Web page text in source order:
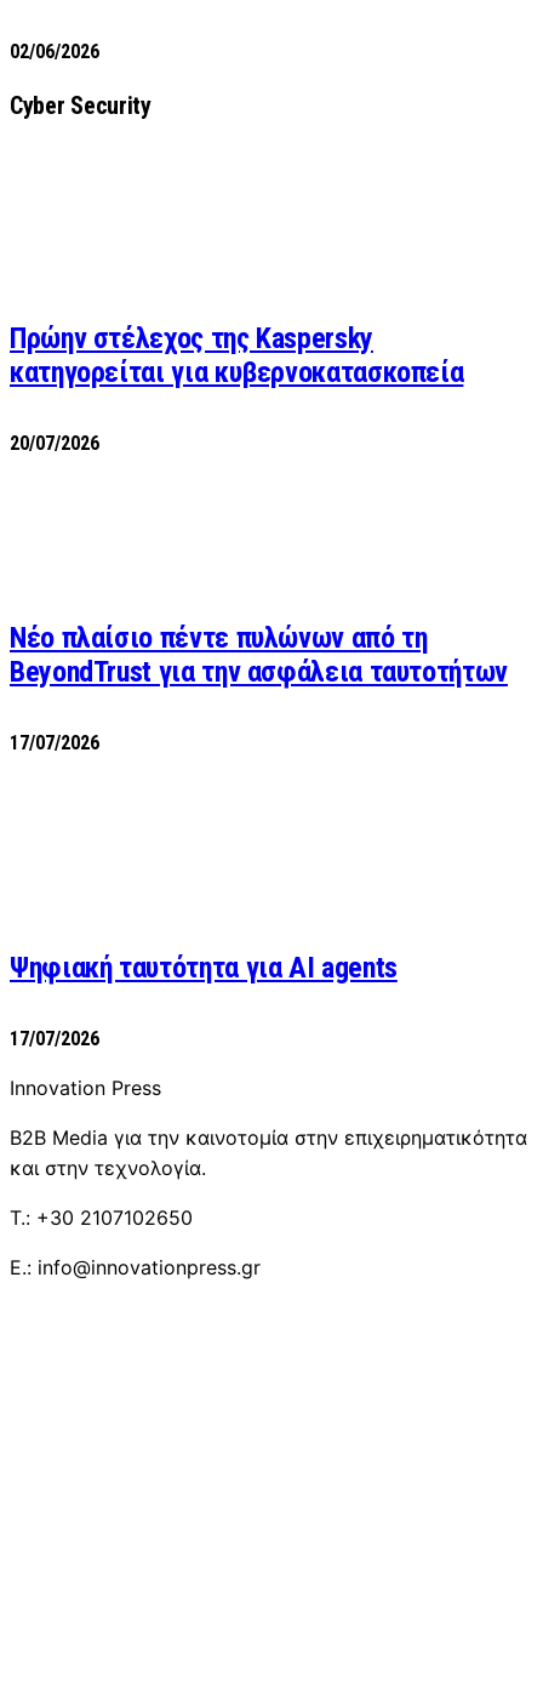
02/06/2026
Cyber Security
Πρώην στέλεχος της Kaspersky
κατηγορείται για κυβερνοκατασκοπεία
20/07/2026
Νέο πλαίσιο πέντε πυλώνων από τη
BeyondTrust για την ασφάλεια ταυτοτήτων
17/07/2026
Ψηφιακή ταυτότητα για AI agents
17/07/2026
Innovation Press
B2B Media για την καινοτομία στην επιχειρηματικότητα
και στην τεχνολογία.
T.: +30 2107102650
E.: info@innovationpress.gr